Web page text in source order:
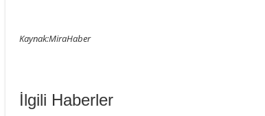
Kaynak:MiraHaber
İlgili Haberler